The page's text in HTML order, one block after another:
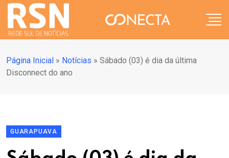
Página Inicial » Notícias » Sábado (03) é dia da última
Disconnect do ano
GUARAPUAVA